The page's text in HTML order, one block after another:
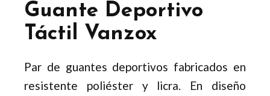
Guante Deportivo
Táctil Vanzox
Par de guantes deportivos fabricados en
resistente poliéster y licra. En diseño